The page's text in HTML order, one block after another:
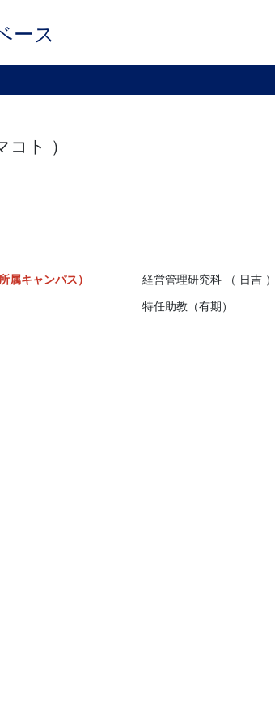
ース
ト ）
属キャンパス）
経営管理研究科 （ 日吉 ）
特任助教（有期）